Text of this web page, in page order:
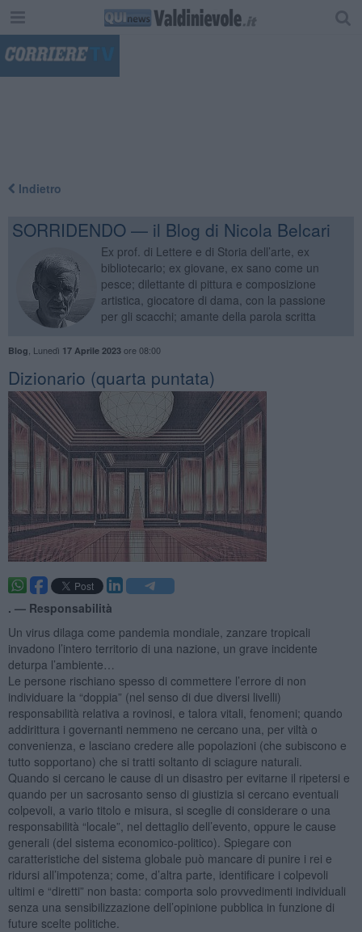
Indietro
SORRIDENDO — il Blog di Nicola Belcari
Ex prof. di Lettere e di Storia dell’arte, ex
bibliotecario; ex giovane, ex sano come un
pesce; dilettante di pittura e composizione
artistica, giocatore di dama, con la passione
per gli scacchi; amante della parola scritta
Blog Lunedì 17 Aprile 2023ore 08:00
​Dizionario (quarta puntata)
. — Responsabilità
Un virus dilaga come pandemia mondiale, zanzare tropicali
invadono l’intero territorio di una nazione, un grave incidente
deturpa l’ambiente…
Le persone rischiano spesso di commettere l’errore di non
individuare la “doppia” (nel senso di due diversi livelli)
responsabilità relativa a rovinosi, e talora vitali, fenomeni; quando
addirittura i governanti nemmeno ne cercano una, per viltà o
convenienza, e lasciano credere alle popolazioni (che subiscono e
tutto sopportano) che si tratti soltanto di sciagure naturali.
Quando si cercano le cause di un disastro per evitarne il ripetersi e
quando per un sacrosanto senso di giustizia si cercano eventuali
colpevoli, a vario titolo e misura, si sceglie di considerare o una
responsabilità “locale”, nel dettaglio dell’evento, oppure le cause
generali (del sistema economico-politico). Spiegare con
caratteristiche del sistema globale può mancare di punire i rei e
ridursi all’impotenza; come, d’altra parte, identificare i colpevoli
ultimi e “diretti” non basta: comporta solo provvedimenti individuali
senza una sensibilizzazione dell’opinione pubblica in funzione di
future scelte politiche.